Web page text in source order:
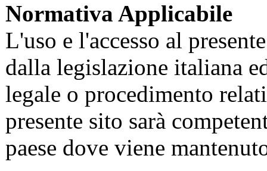
Normativa Applicabile
L'uso e l'accesso al
dalla legislazione italiana
legale o procedimento
presente sito sarà
paese dove viene